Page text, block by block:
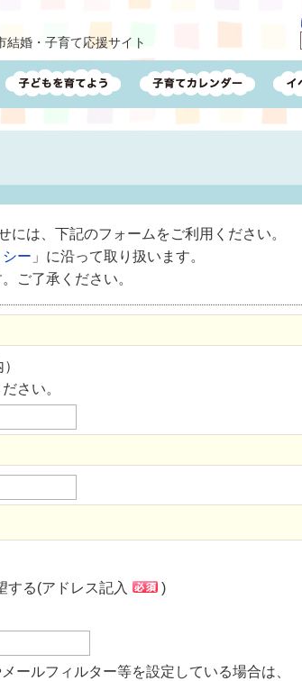
結婚・子育て応援サイト
は、下記のフォームをご利用ください。
ー 」に沿って取り扱います。
ご了承ください。
さい。
する(アドレス記入
)
ールフィルター等を設定している場合は、